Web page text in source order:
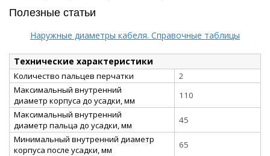
Полезные статьи
Наружные диаметры кабеля. Справочные таблицы
Технические характеристики
Количество пальцев перчатки
2
Максимальный внутренний
диаметр корпуса до усадки, мм
110
Максимальный внутренний
диаметр пальца до усадки, мм
45
Минимальный внутренний диаметр
корпуса после усадки, мм
65